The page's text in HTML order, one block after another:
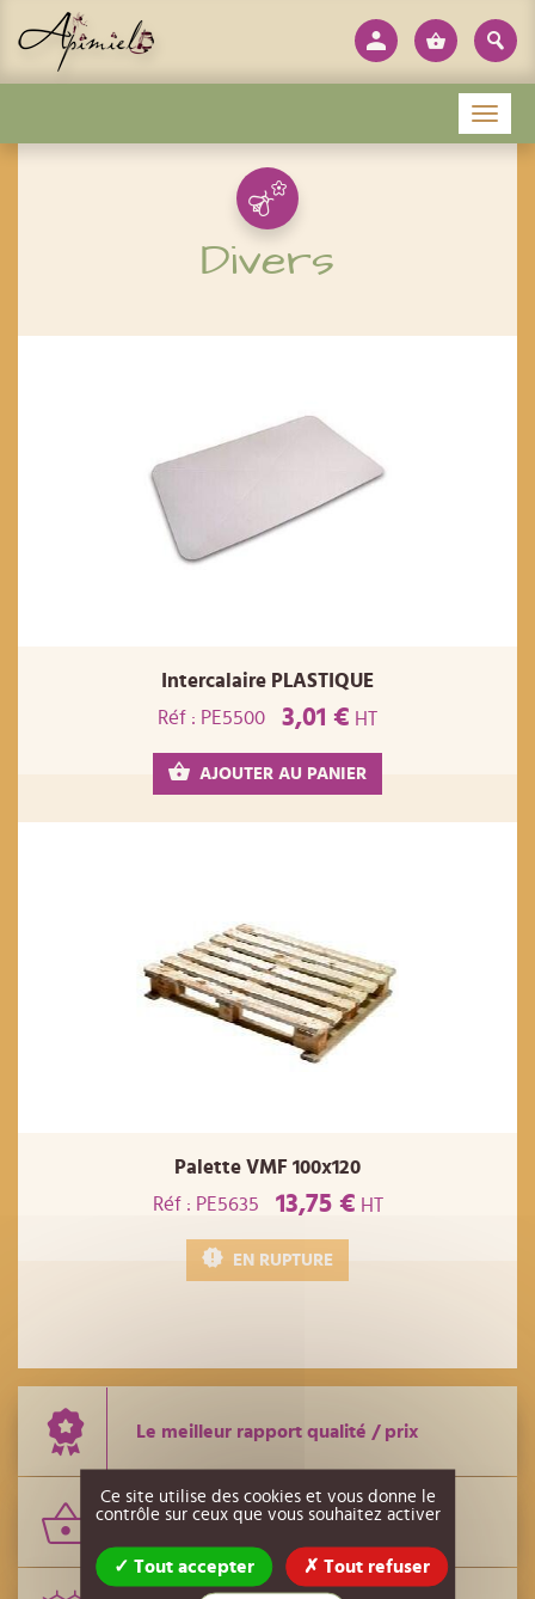
Divers
Intercalaire PLASTIQUE
Réf : PE5500
3,01 € HT
AJOUTER AU PANIER
Palette VMF 100x120
Réf : PE5635
13,75 € HT
EN RUPTURE
Le meilleur rapport qualité / prix
Le plus grand nombre de références
Menu
Panneau de gestion des cookies
Ce site utilise des cookies et vous donne le
contrôle sur ceux que vous souhaitez activer
Tout accepter Tout refuser